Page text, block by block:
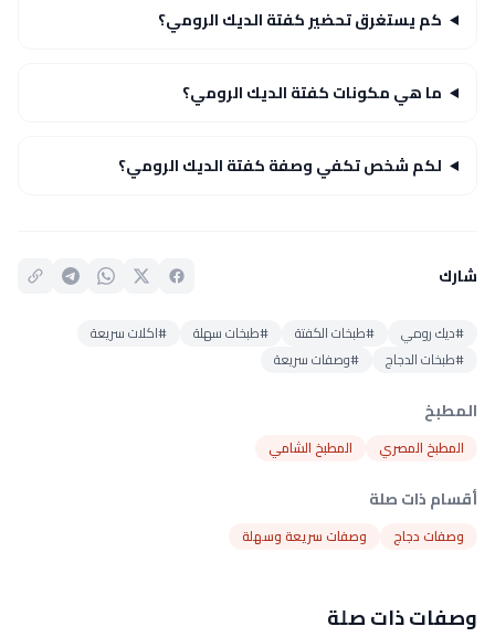
كم يستغرق تحضير كفتة الديك الرومي؟
ما هي مكونات كفتة الديك الرومي؟
لكم شخص تكفي وصفة كفتة الديك الرومي؟
شارك
#ديك رومي #طبخات الكفتة #طبخات سهلة
#اكلات سريعة
#طبخات الدجاج
#وصفات سريعة
المطبخ
المطبخ المصري المطبخ الشامي
أقسام ذات صلة
وصفات دجاج وصفات سريعة وسهلة
وصفات ذات صلة